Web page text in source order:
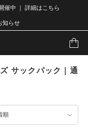
催中 ｜ 詳細はこちら
知らせ
サックパック｜通
順